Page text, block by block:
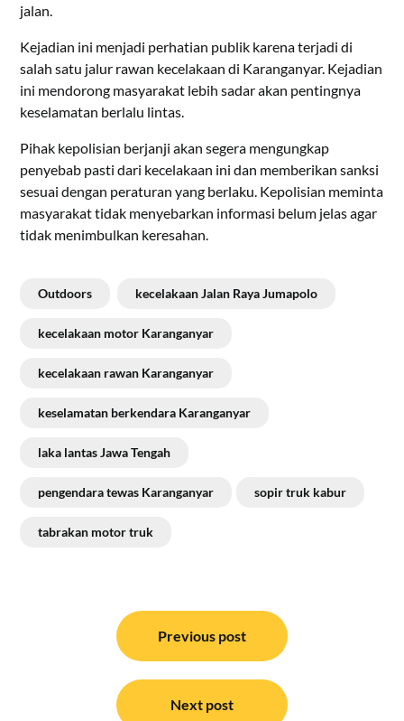
jalan.
Kejadian ini menjadi perhatian publik karena terjadi di
salah satu jalur rawan kecelakaan di Karanganyar. Kejadian
ini mendorong masyarakat lebih sadar akan pentingnya
keselamatan berlalu lintas.
Pihak kepolisian berjanji akan segera mengungkap
penyebab pasti dari kecelakaan ini dan memberikan sanksi
sesuai dengan peraturan yang berlaku. Kepolisian meminta
masyarakat tidak menyebarkan informasi belum jelas agar
tidak menimbulkan keresahan.
Outdoors kecelakaan Jalan Raya Jumapolo
kecelakaan motor Karanganyar
kecelakaan rawan Karanganyar
keselamatan berkendara Karanganyar
laka lantas Jawa Tengah
pengendara tewas Karanganyar sopir truk kabur
tabrakan motor truk
Previous post
Next post